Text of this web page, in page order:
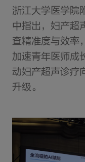
浙江大学医学院
中指出，妇产超
查精准度与效率
加速青年医师成
动妇产超声诊疗
升级。